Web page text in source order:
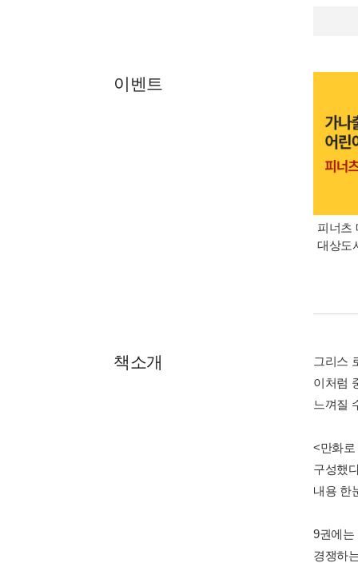
이벤트
피너츠
대상도
책소개
그리스
이처럼
느껴질
<만화로
구성했
내용 한
9권에는
경쟁하